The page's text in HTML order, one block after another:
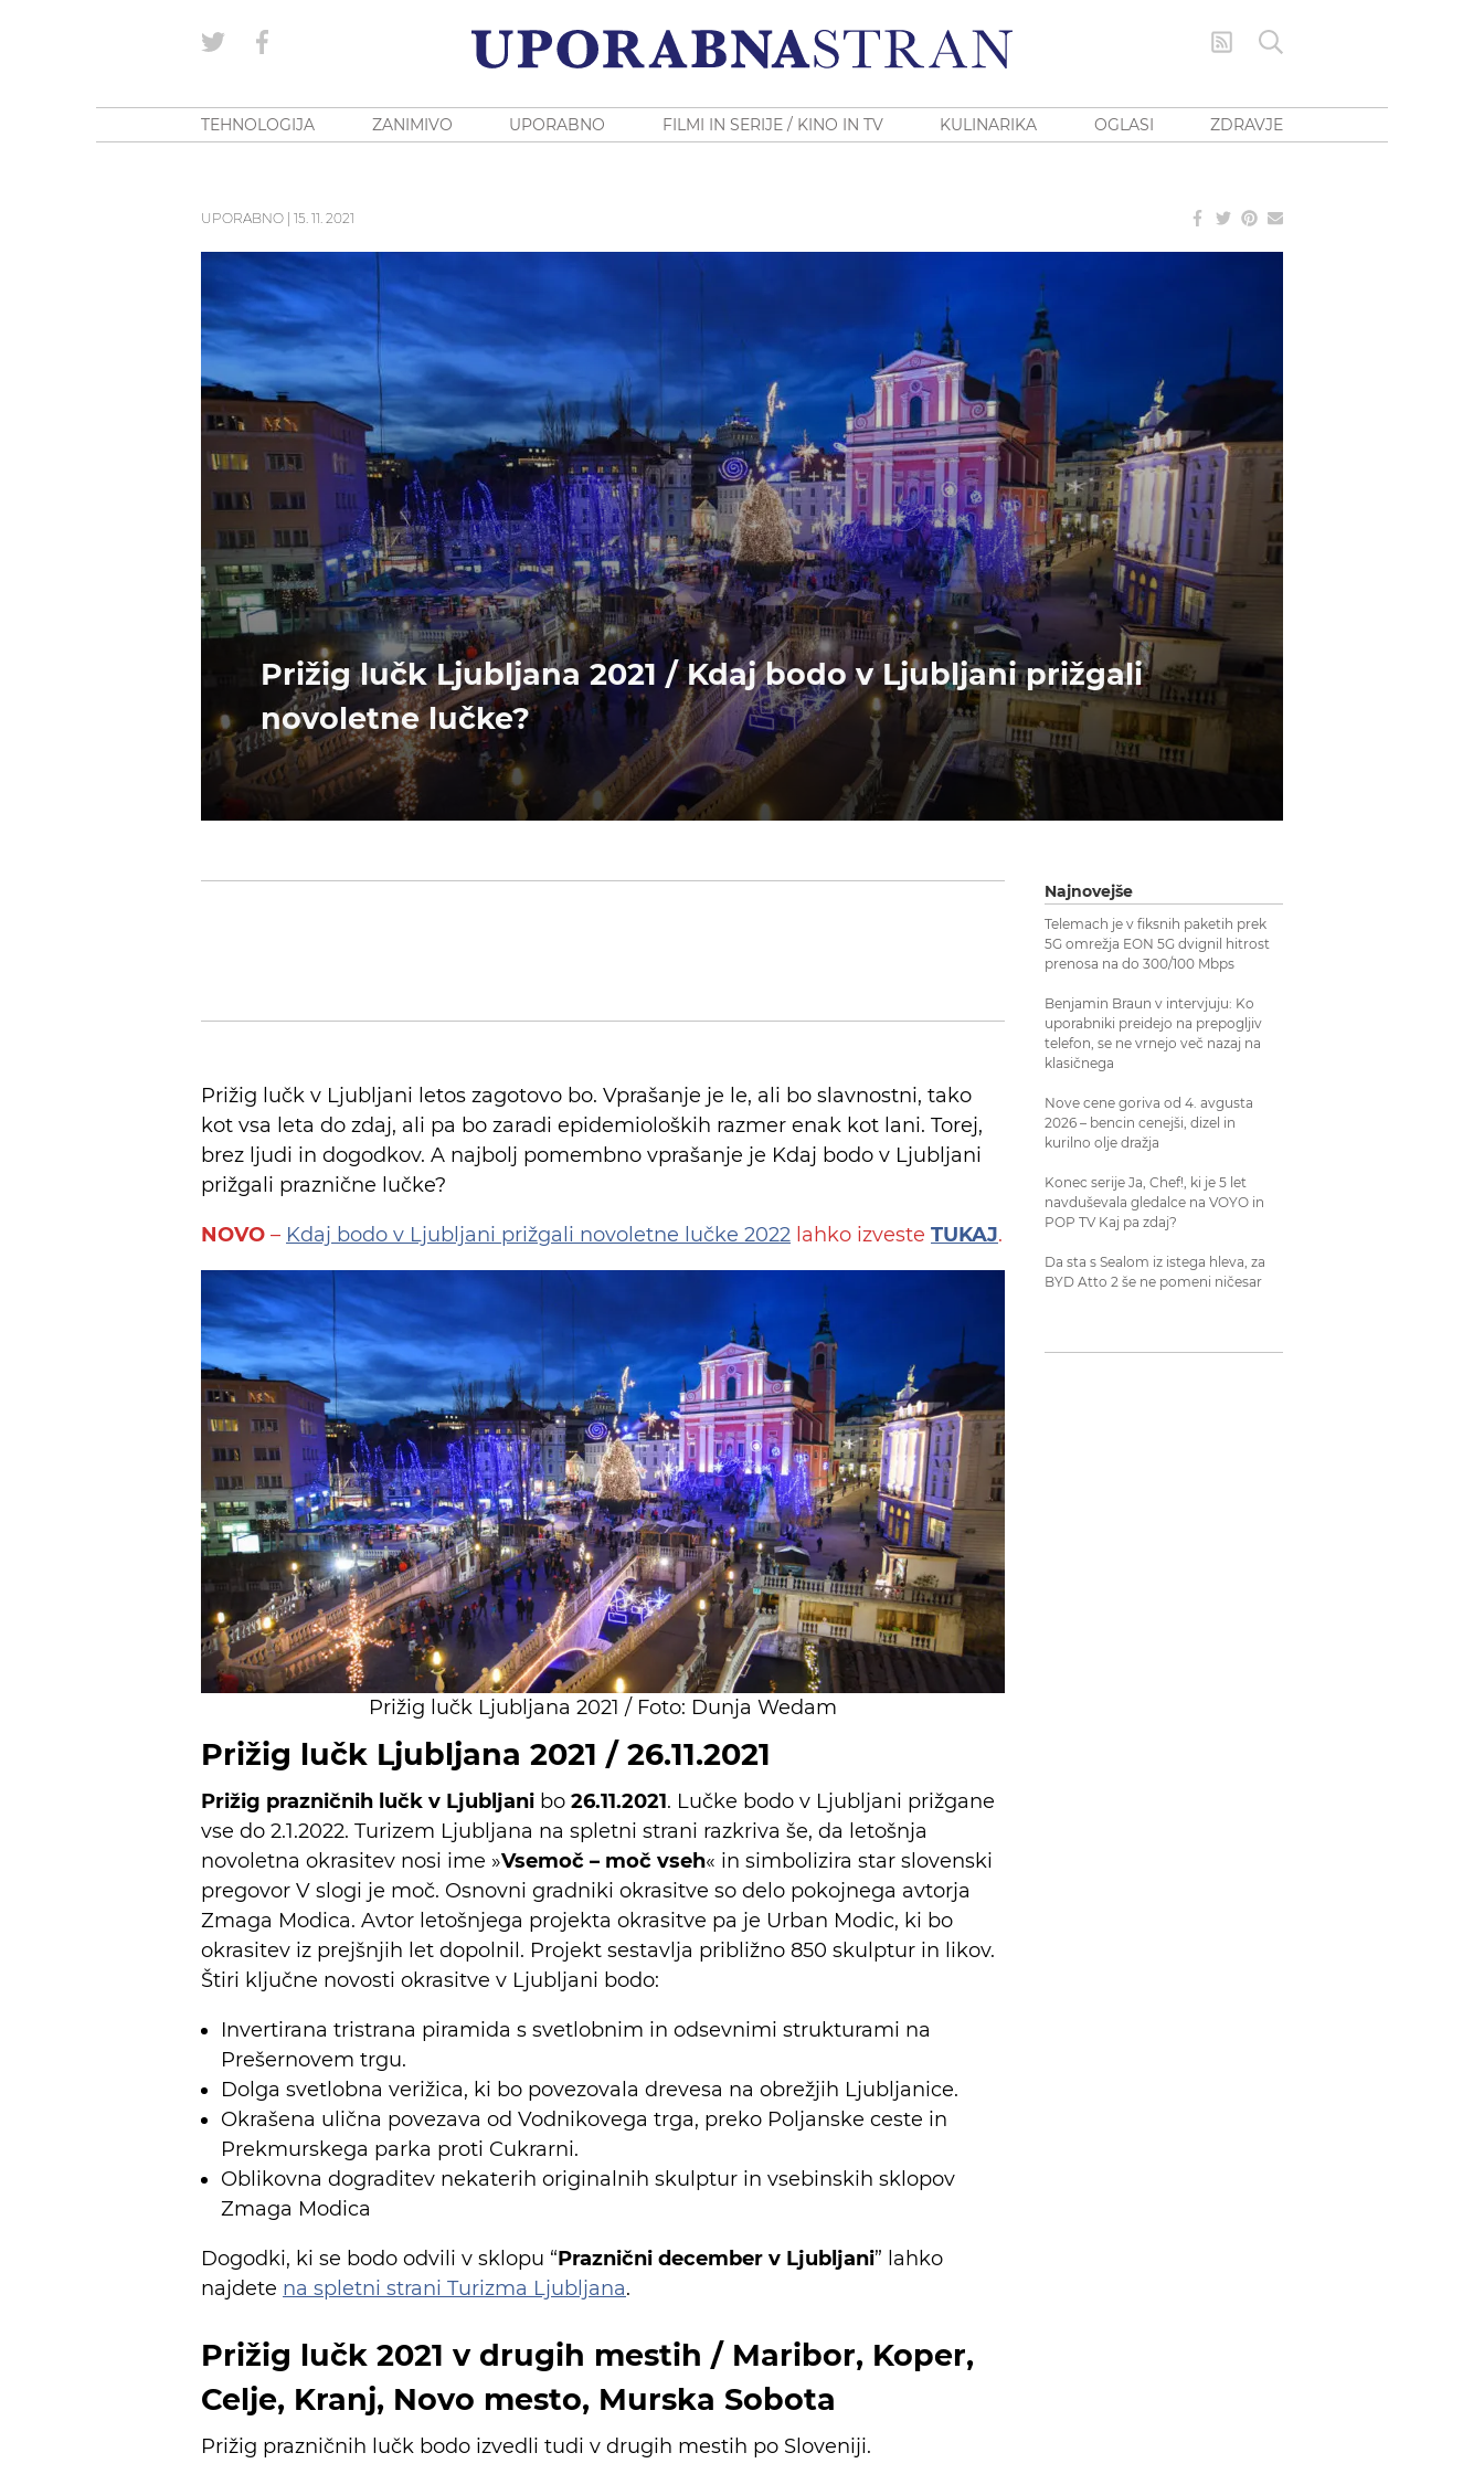
TEHNOLOGIJA ZANIMIVO UPORABNO FILMI IN SERIJE / KINO IN TV KULINARIKA OGLASI ZDRAVJE
UPORABNO 15. 11. 2021
Prižig lučk Ljubljana 2021 / Kdaj bodo v Ljubljani prižgali
novoletne lučke?
Prižig lučk v Ljubljani letos zagotovo bo. Vprašanje je le, ali bo slavnostni, tako
kot vsa leta do zdaj, ali pa bo zaradi epidemioloških razmer enak kot lani. Torej,
brez ljudi in dogodkov. A najbolj pomembno vprašanje je Kdaj bodo v Ljubljani
prižgali praznične lučke?
NOVO – Kdaj bodo v Ljubljani prižgali novoletne lučke 2022 lahko izveste TUKAJ.
Prižig lučk Ljubljana 2021 / Foto: Dunja Wedam
Prižig lučk Ljubljana 2021 / 26.11.2021
Prižig prazničnih lučk v Ljubljani bo 26.11.2021. Lučke bodo v Ljubljani prižgane
vse do 2.1.2022. Turizem Ljubljana na spletni strani razkriva še, da letošnja
novoletna okrasitev nosi ime »Vsemoč – moč vseh« in simbolizira star slovenski
pregovor V slogi je moč. Osnovni gradniki okrasitve so delo pokojnega avtorja
Zmaga Modica. Avtor letošnjega projekta okrasitve pa je Urban Modic, ki bo
okrasitev iz prejšnjih let dopolnil. Projekt sestavlja približno 850 skulptur in likov.
Štiri ključne novosti okrasitve v Ljubljani bodo:
Invertirana tristrana piramida s svetlobnim in odsevnimi strukturami na
Prešernovem trgu.
Dolga svetlobna verižica, ki bo povezovala drevesa na obrežjih Ljubljanice.
Okrašena ulična povezava od Vodnikovega trga, preko Poljanske ceste in
Prekmurskega parka proti Cukrarni.
Oblikovna dograditev nekaterih originalnih skulptur in vsebinskih sklopov
Zmaga Modica
Dogodki, ki se bodo odvili v sklopu “Praznični december v Ljubljani” lahko
najdete na spletni strani Turizma Ljubljana.
Prižig lučk 2021 v drugih mestih / Maribor, Koper,
Celje, Kranj, Novo mesto, Murska Sobota
Prižig prazničnih lučk bodo izvedli tudi v drugih mestih po Sloveniji.
Najnovejše
Telemach je v fiksnih paketih prek
5G omrežja EON 5G dvignil hitrost
prenosa na do 300/100 Mbps
Benjamin Braun v intervjuju: Ko
uporabniki preidejo na prepogljiv
telefon, se ne vrnejo več nazaj na
klasičnega
Nove cene goriva od 4. avgusta
2026 – bencin cenejši, dizel in
kurilno olje dražja
Konec serije Ja, Chef!, ki je 5 let
navduševala gledalce na VOYO in
POP TV Kaj pa zdaj?
Da sta s Sealom iz istega hleva, za
BYD Atto 2 še ne pomeni ničesar